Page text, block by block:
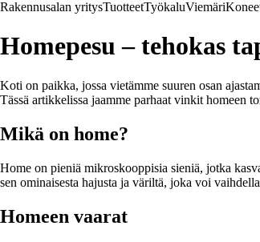
Rakennusalan yritysTuotteetTyökaluViemäri
Homepesu – tehokas
Koti on paikka, jossa vietämme suuren osan
Tässä artikkelissa jaamme parhaat vinkit homeen
Mikä on home?
Home on pieniä mikroskooppisia sieniä, jotka
sen ominaisesta hajusta ja väriltä, joka voi
Homeen vaarat